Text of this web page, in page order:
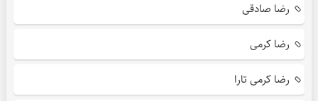
رضا صادقی
رضا کرمی
رضا کرمی تارا